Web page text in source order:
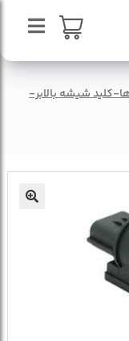
کلید شیشه بالابر-